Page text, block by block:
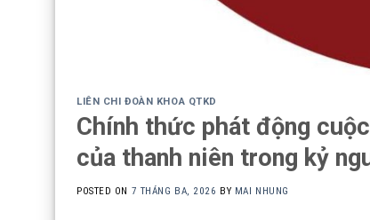
LIÊN CHI ĐOÀN KHOA QTKD
Chính thức phát động
của thanh niên trong kỷ
POSTED ON 7 THÁNG BA, 2026 BY MAI NHUNG